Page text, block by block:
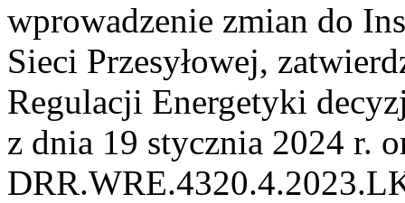
wprowadzenie zmian do
Sieci Przesyłowej,
Regulacji Energetyki
z dnia 19 stycznia 2024 r.